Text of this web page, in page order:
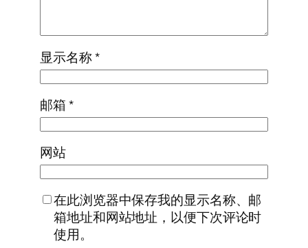
显示名称*
邮箱*
网站
在此浏览器中保存我的显示名称、邮
箱地址和网站地址，以便下次评论时
使用。